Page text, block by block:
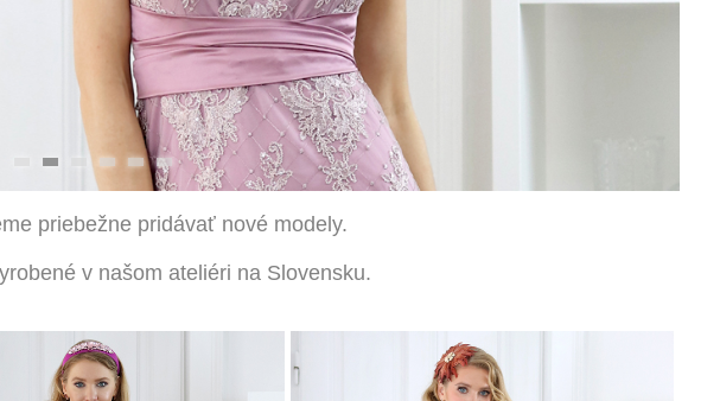
priebežne pridávať nové modely.
v našom ateliéri na Slovensku.